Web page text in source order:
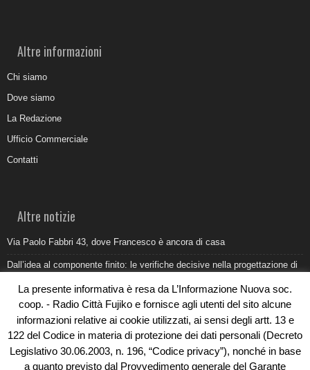
Altre informazioni
Chi siamo
Dove siamo
La Redazione
Ufficio Commerciale
Contatti
Altre notizie
Via Paolo Fabbri 43, dove Francesco è ancora di casa
Dall’idea al componente finito: le verifiche decisive nella progettazione di
Belvedere Marittimo e il report ARPACAL 2026 sulla qualità del mare
Come organizzare e allestire una camera ardente per l’ultimo saluto
Umidità di risalita in casa, come riconoscere i segnali veri
La presente informativa è resa da L’Informazione Nuova soc.
coop. - Radio Città Fujiko e fornisce agli utenti del sito alcune
informazioni relative ai cookie utilizzati, ai sensi degli artt. 13 e
122 del Codice in materia di protezione dei dati personali (Decreto
Legislativo 30.06.2003, n. 196, “Codice privacy”), nonché in base
a quanto previsto dal Provvedimento generale del Garante